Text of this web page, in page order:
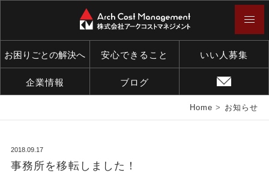
お困りごとの解決へ 安心できること いい人募集
企業情報 ブログ
Home > お知らせ
2018.09.17
事務所を移転しました！